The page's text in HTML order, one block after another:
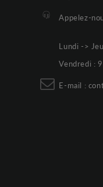
Appelez-
Lundi ->
Vendredi :
E-mail :